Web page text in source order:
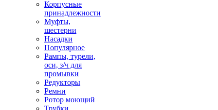
Корпусные
принадлежности
Муфты,
шестерни
Насадки
Популярное
Рампы, турели,
оси, з/ч для
промывки
Редукторы
Ремни
Ротор моющий
Трубки,